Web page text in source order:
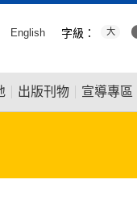
English 字級： 大
出版刊物 宣導專區